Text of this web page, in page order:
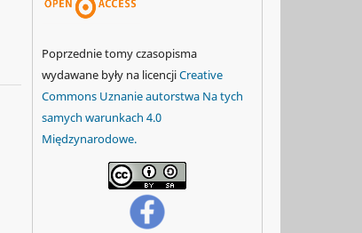
Poprzednie tomy czasopisma
wydawane były na licencjiCreative
Commons Uznanie autorstwa Na tych
samych warunkach 4.0
Międzynarodowe.